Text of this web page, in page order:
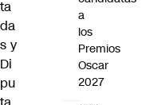
ta
da
s y
Di
pu
a
los
Premios
Oscar
2027